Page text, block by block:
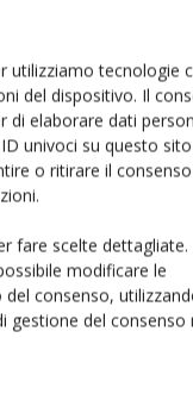
utilizziamo tecnologie
del dispositivo. Il
di elaborare dati
univoci su questo
o ritirare il
fare scelte dettagliate.
modificare le
consenso,
gestione del consenso